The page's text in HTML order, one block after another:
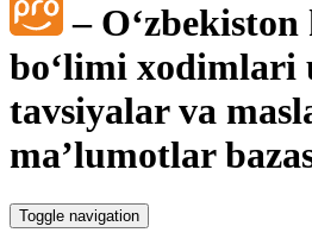
–
boʻlimi хodimlari
tavsiyalar va
ma’lumotlar
Toggle navigation